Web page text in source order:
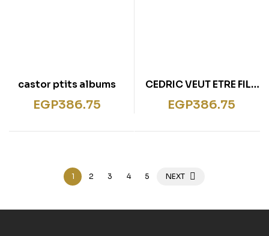
castor ptits albums
EGP386.75
CEDRIC VEUT ETRE FILS
UNIQUE !
EGP386.75
1 2 3 4 5 NEXT